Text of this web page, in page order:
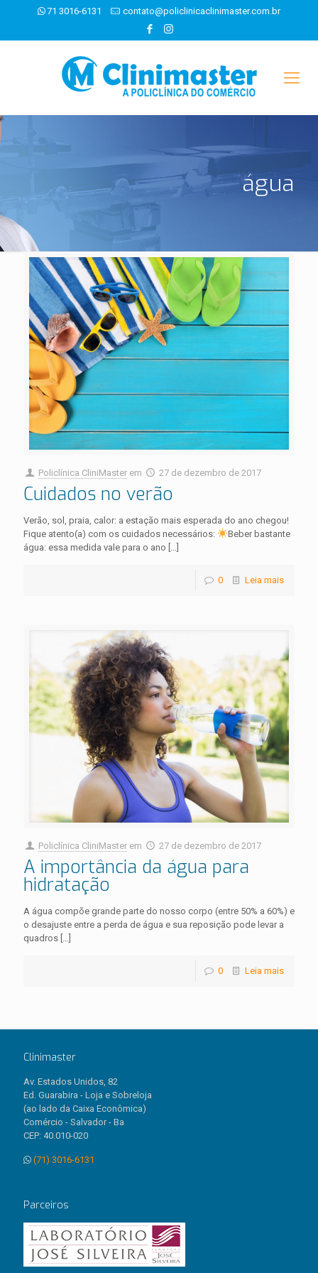
71 3016-6131 contato@policlinicaclinimaster.com.br
água
Policlínica CliniMaster em 27 de dezembro de 2017
Cuidados no verão
Verão, sol, praia, calor: a estação mais esperada do ano chegou!
Fique atento(a) com os cuidados necessários:
Beber bastante
água: essa medida vale para o ano
0 Leia mais
Policlínica CliniMaster em 27 de dezembro de 2017
A importância da água para
hidratação
A água compõe grande parte do nosso corpo (entre 50% a 60%) e
o desajuste entre a perda de água e sua reposição pode levar a
quadros
0 Leia mais
Clinimaster
Av. Estados Unidos, 82
Ed. Guarabira - Loja e Sobreloja
(ao lado da Caixa Econômica)
Comércio - Salvador - Ba
CEP: 40.010-020
(71) 3016-6131
Parceiros